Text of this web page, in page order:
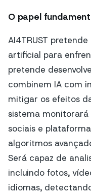
O papel
AI4TRUST
artificial para
pretende
combinem IA com
mitigar os efeitos
sistema
sociais e
algoritmos
Será capaz de
incluindo fotos,
idiomas,